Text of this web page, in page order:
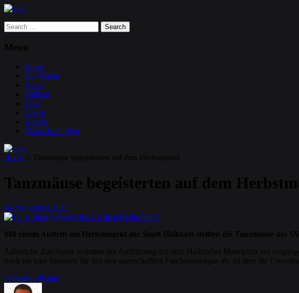
Search
for:
Menu
Home
Der Verein
News
Fußball
Tanz
Tennis
Kegeln
Eisstockschießen
Home Tanzmäuse begeisterten auf dem Herbstmarkt
Tanzmäuse begeisterten auf dem
14. November 2023
Mit einem Auftritt am Herbstmarkt der Stadt Hallstadt stellten die Tanzmäuse des
Zahlreiche Zuschauer wohnten der Aufführung auf dem Hallstadter Marktplatz am
noch ein paar Spenden für den neu angeschafften Faschingswagen ab, zu dem die
Sebastian Pflaum